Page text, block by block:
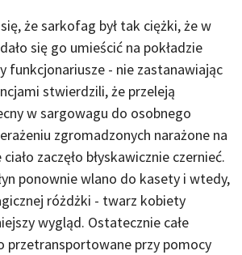
że sarkofag był tak ciężki, że w
się go umieścić na pokładzie
funkcjonariusze - nie zastanawiając
stwierdzili, że przeleją
w sargowagu do osobnego
zgromadzonych narażone na
zaczęło błyskawicznie czernieć.
ponownie wlano do kasety i wtedy,
różdżki - twarz kobiety
wygląd. Ostatecznie całe
przetransportowane przy pomocy